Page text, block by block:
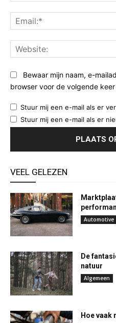
Bewaar mijn naam, e-
browser voor de volgende
Stuur mij een e-mail als er
Stuur mij een e-mail als er
VEEL GELEZEN
Automotive
De
natuur
Algemeen
Hoe